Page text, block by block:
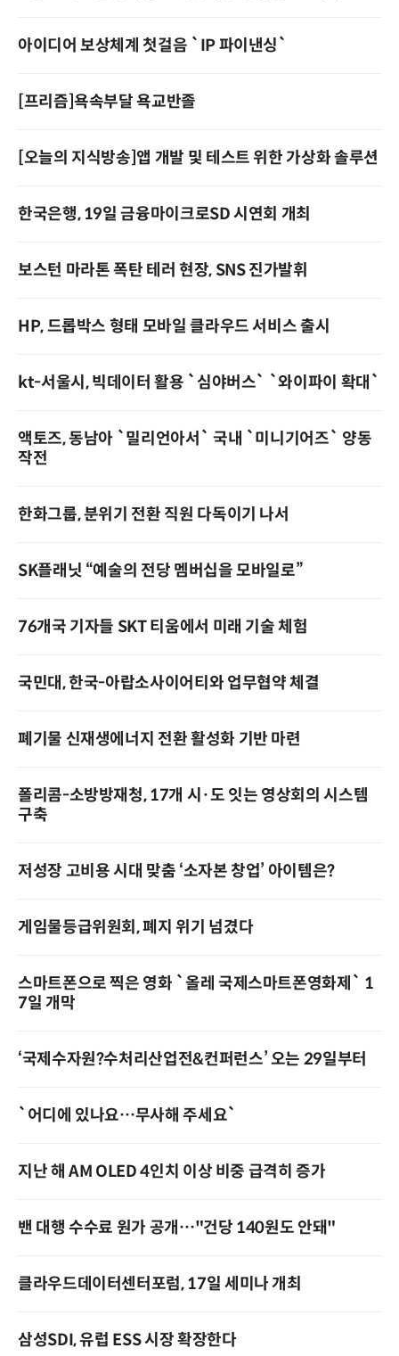
아이디어 보상체계 첫걸음 `IP 파이낸싱`
[프리즘]욕속부달 욕교반졸
[오늘의 지식방송]앱 개발 및 테스트 위한 가상화 솔루션
한국은행, 19일 금융마이크로SD 시연회 개최
보스턴 마라톤 폭탄 테러 현장, SNS 진가발휘
HP, 드롭박스 형태 모바일 클라우드 서비스 출시
kt-서울시, 빅데이터 활용 `심야버스` `와이파이 확대`
액토즈, 동남아 `밀리언아서` 국내 `미니기어즈` 양동
작전
한화그룹, 분위기 전환 직원 다독이기 나서
SK플래닛 “예술의 전당 멤버십을 모바일로”
76개국 기자들 SKT 티움에서 미래 기술 체험
국민대, 한국-아랍소사이어티와 업무협약 체결
폐기물 신재생에너지 전환 활성화 기반 마련
폴리콤-소방방재청, 17개 시·도 잇는 영상회의 시스템
구축
저성장 고비용 시대 맞춤 ‘소자본 창업’ 아이템은?
게임물등급위원회, 폐지 위기 넘겼다
스마트폰으로 찍은 영화 `올레 국제스마트폰영화제` 1
7일 개막
‘국제수자원?수처리산업전&컨퍼런스’ 오는 29일부터
`어디에 있나요…무사해 주세요`
지난 해 AM OLED 4인치 이상 비중 급격히 증가
밴 대행 수수료 원가 공개…"건당 140원도 안돼"
클라우드데이터센터포럼, 17일 세미나 개최
삼성SDI, 유럽 ESS 시장 확장한다